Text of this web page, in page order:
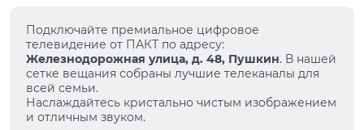
Подключайте премиальное цифровое
телевидение от ПАКТ по адресу:
Железнодорожная улица, д. 48, Пушкин. В нашей
сетке вещания собраны лучшие телеканалы для
всей семьи.
Наслаждайтесь кристально чистым изображением
и отличным звуком.